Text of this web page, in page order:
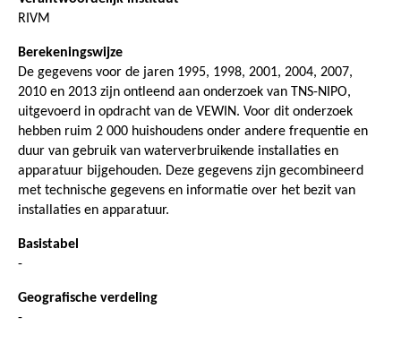
RIVM
Berekeningswijze
De gegevens voor de jaren 1995, 1998, 2001, 2004, 2007,
2010 en 2013 zijn ontleend aan onderzoek van TNS-NIPO,
uitgevoerd in opdracht van de VEWIN. Voor dit onderzoek
hebben ruim 2 000 huishoudens onder andere frequentie en
duur van gebruik van waterverbruikende installaties en
apparatuur bijgehouden. Deze gegevens zijn gecombineerd
met technische gegevens en informatie over het bezit van
installaties en apparatuur.
Basistabel
-
Geografische verdeling
-